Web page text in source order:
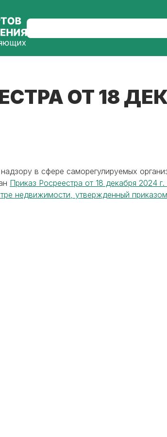
ОТ 18
в сфере саморегулируемых
Приказ Росреестра от 18 декабря 2024
недвижимости, утвержденный